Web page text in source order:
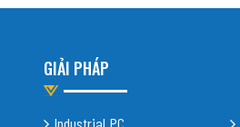
GIẢI PHÁP